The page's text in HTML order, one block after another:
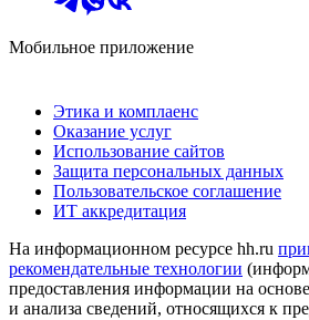
Мобильное приложение
Этика и комплаенс
Оказание услуг
Использование сайтов
Защита персональных данных
Пользовательское соглашение
ИТ аккредитация
На информационном ресурсе hh.ru
рекомендательные технологии
предоставления информации на
и анализа сведений, относящихся к